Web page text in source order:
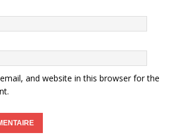
and website in this browser for the